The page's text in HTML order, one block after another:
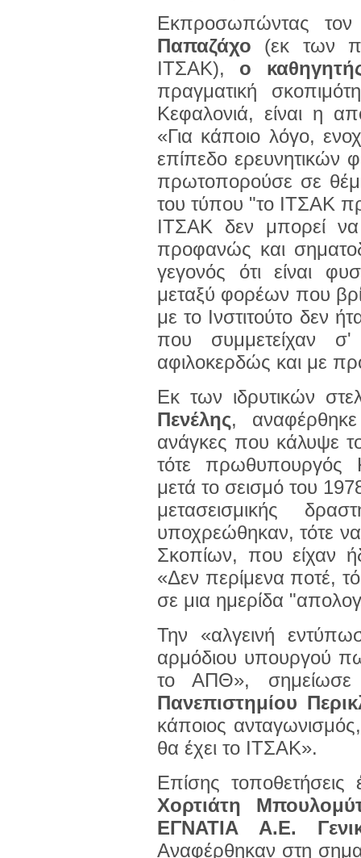
Εκπροσωπώντας
Παπαζάχο (εκ των
ΙΤΣΑΚ), ο
πραγματική
Κεφαλονιά, είναι η
«Για κάποιο λόγο,
επίπεδο ερευνητικών
πρωτοπορούσε σε
του τύπου "το ΙΤΣΑΚ
ΙΤΣΑΚ δεν μπορεί να
προφανώς και
γεγονός ότι είναι
μεταξύ φορέων που
με το Ινστιτούτο δεν
που συμμετείχαν
αφιλοκερδώς και με
Εκ των ιδρυτικών
Πενέλης,
ανάγκες που κάλυψε
τότε πρωθυπουργός
μετά το σεισμό του
μετασεισμικής
υποχρεώθηκαν, τότε
Σκοπίων, που είχαν
«Δεν περίμενα ποτέ,
σε μια ημερίδα
Την «αλγεινή
αρμόδιου υπουργού
το ΑΠΘ»,
Πανεπιστημίου
κάποιος
θα έχει το ΙΤΣΑΚ».
Επίσης
Χορτιάτη
ΕΓΝΑΤΙΑ Α.Ε.
Αναφέρθηκαν στη